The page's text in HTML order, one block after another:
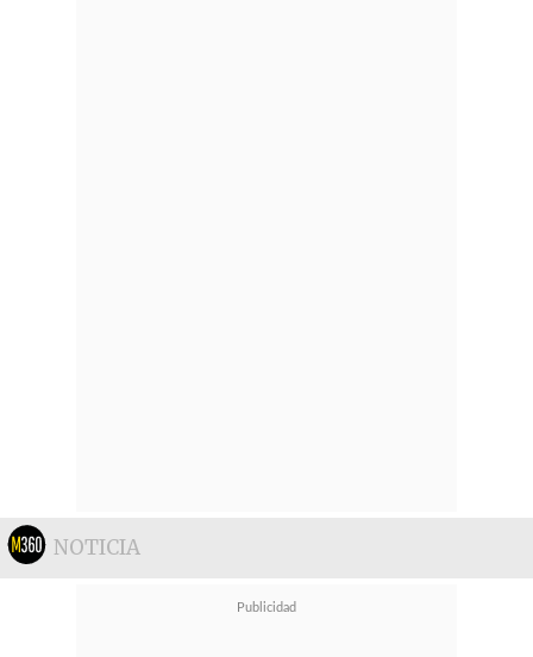
NOTICIA